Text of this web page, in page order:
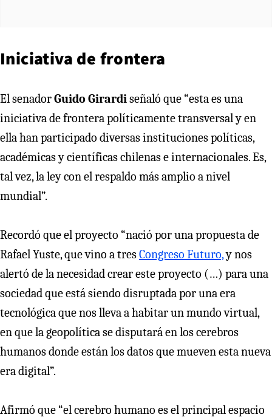
Iniciativa de frontera
El senadorGuido Girardi señaló que “esta es una
iniciativa de frontera políticamente transversal y en
ella han participado diversas instituciones políticas,
académicas y científicas chilenas e internacionales. Es,
tal vez, la ley con el respaldo más amplio a nivel
mundial”.
Recordó que el proyecto “nació por una propuesta de
Rafael Yuste, que vino a tresCongreso Futuro,y nos
alertó de la necesidad crear este proyecto (…) para una
sociedad que está siendo disruptada por una era
tecnológica que nos lleva a habitar un mundo virtual,
en que la geopolítica se disputará en los cerebros
humanos donde están los datos que mueven esta nueva
era digital”.
Afirmó que “el cerebro humano es el principal espacio